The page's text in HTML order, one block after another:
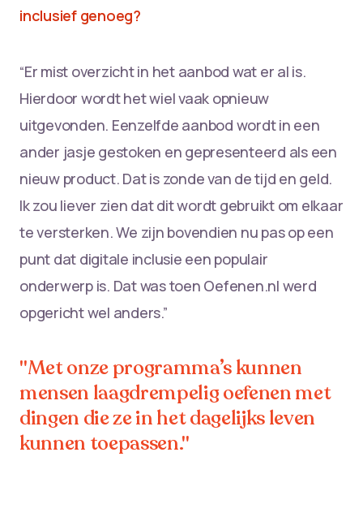
inclusief genoeg?
“Er mist overzicht in het aanbod wat er al is.
Hierdoor wordt het wiel vaak opnieuw
uitgevonden. Eenzelfde aanbod wordt in een
ander jasje gestoken en gepresenteerd als een
nieuw product. Dat is zonde van de tijd en geld.
Ik zou liever zien dat dit wordt gebruikt om elkaar
te versterken. We zijn bovendien nu pas op een
punt dat digitale inclusie een populair
onderwerp is. Dat was toen Oefenen.nl werd
opgericht wel anders.”
"Met onze programma’s kunnen
mensen laagdrempelig oefenen met
dingen die ze in het dagelijks leven
kunnen toepassen."